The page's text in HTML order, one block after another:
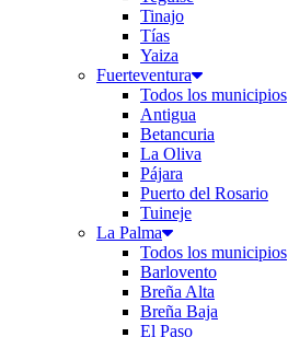
Tinajo
Tías
Yaiza
Fuerteventura
Todos los municipios
Antigua
Betancuria
La Oliva
Pájara
Puerto del Rosario
Tuineje
La Palma
Todos los municipios
Barlovento
Breña Alta
Breña Baja
El Paso